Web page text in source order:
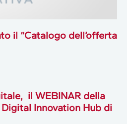
il “Catalogo dell’offerta
il WEBINAR della
Innovation Hub di